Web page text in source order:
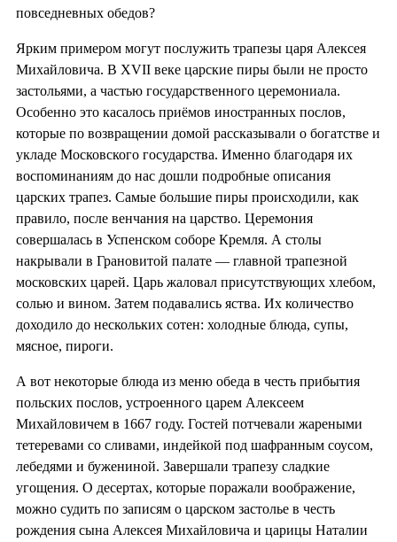
повседневных обедов?
Ярким примером могут послужить трапезы царя Алексея
Михайловича. В XVII веке царские пиры были не просто
застольями, а частью государственного церемониала.
Особенно это касалось приёмов иностранных послов,
которые по возвращении домой рассказывали о богатстве и
укладе Московского государства. Именно благодаря их
воспоминаниям до нас дошли подробные описания
царских трапез. Самые большие пиры происходили, как
правило, после венчания на царство. Церемония
совершалась в Успенском соборе Кремля. А столы
накрывали в Грановитой палате — главной трапезной
московских царей. Царь жаловал присутствующих хлебом,
солью и вином. Затем подавались яства. Их количество
доходило до нескольких сотен: холодные блюда, супы,
мясное, пироги.
А вот некоторые блюда из меню обеда в честь прибытия
польских послов, устроенного царем Алексеем
Михайловичем в 1667 году. Гостей потчевали жареными
тетеревами со сливами, индейкой под шафранным соусом,
лебедями и бужениной. Завершали трапезу сладкие
угощения. О десертах, которые поражали воображение,
можно судить по записям о царском застолье в честь
рождения сына Алексея Михайловича и царицы Наталии